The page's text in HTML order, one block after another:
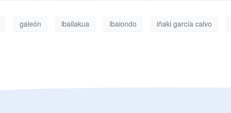
galeón ibailakua ibaiondo iñaki garcía calvo